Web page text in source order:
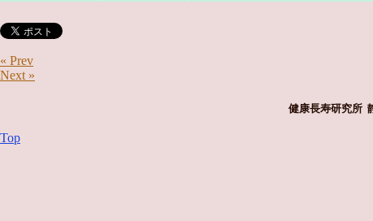
« Prev
Next »
健康長寿研究所
Top